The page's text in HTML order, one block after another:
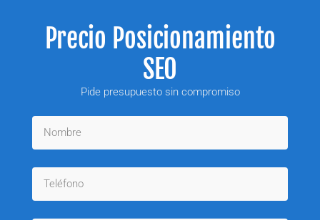
Precio Posicionamiento
SEO
Pide presupuesto sin compromiso